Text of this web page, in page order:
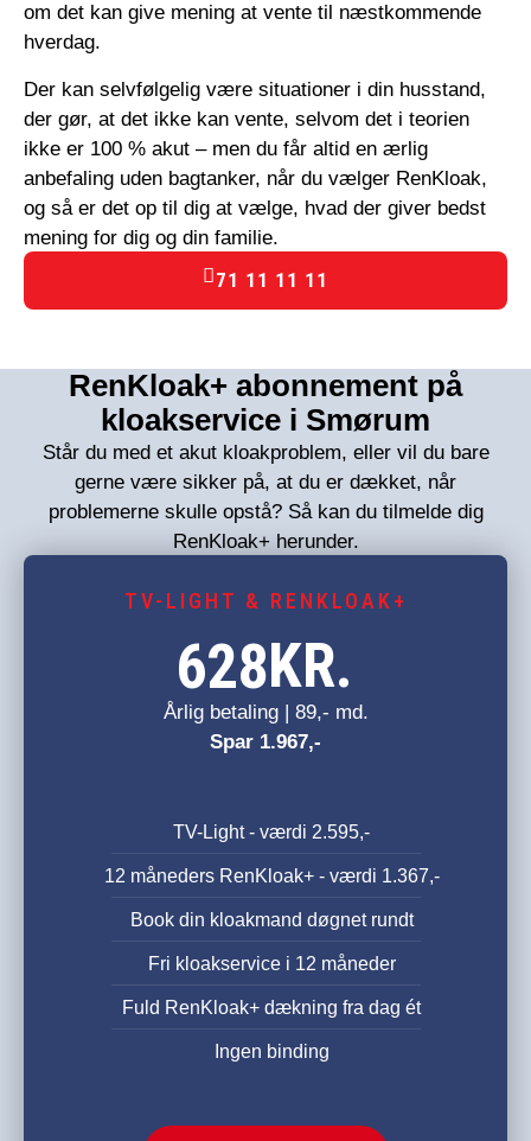
om det kan give mening at vente til næstkommende
hverdag.
Der kan selvfølgelig være situationer i din husstand,
der gør, at det ikke kan vente, selvom det i teorien
ikke er 100 % akut – men du får altid en ærlig
anbefaling uden bagtanker, når du vælger RenKloak,
og så er det op til dig at vælge, hvad der giver bedst
mening for dig og din familie.
71 11 11 11
RenKloak+ abonnement på
kloakservice i Smørum
Står du med et akut kloakproblem, eller vil du bare
gerne være sikker på, at du er dækket, når
problemerne skulle opstå? Så kan du tilmelde dig
RenKloak+ herunder.
TV-LIGHT & RENKLOAK+
628KR.
Årlig betaling | 89,- md.
Spar 1.967,-
TV-Light - værdi 2.595,-
12 måneders RenKloak+ - værdi 1.367,-
Book din kloakmand døgnet rundt
Fri kloakservice i 12 måneder
Fuld RenKloak+ dækning fra dag ét
Ingen binding